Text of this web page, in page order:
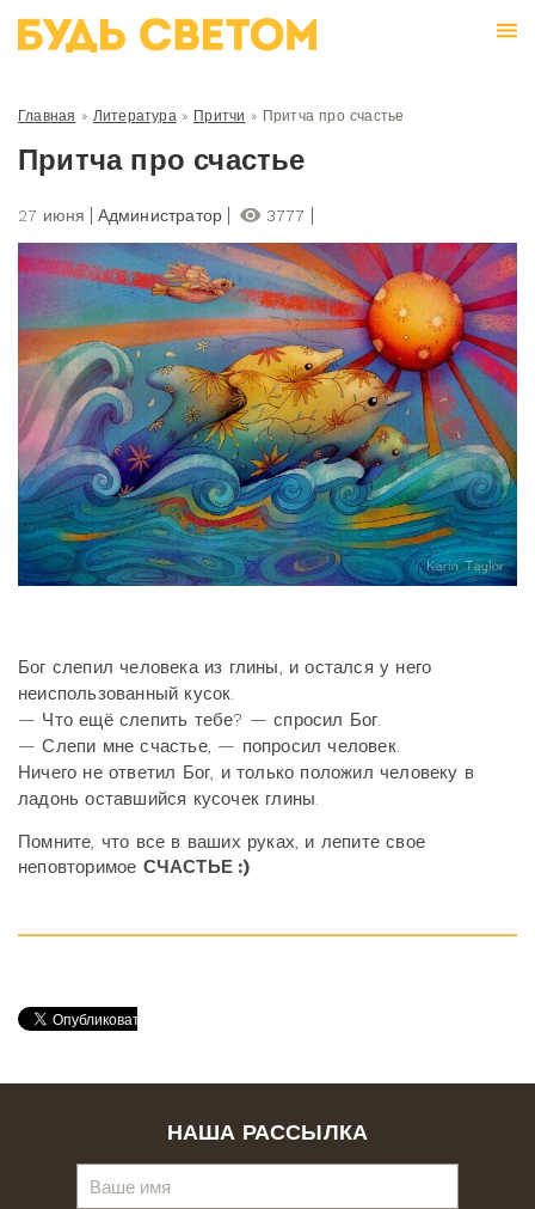
Главная » Литература» Притчи » Притча про счастье
Притча про счастье
27 июня Администратор 3777
Бог слепил человека из глины, и остался у него
неиспользованный кусок.
— Что ещё слепить тебе? — спросил Бог.
— Слепи мне счастье, — попросил человек.
Ничего не ответил Бог, и только положил человеку в
ладонь оставшийся кусочек глины.
Помните, что все в ваших руках, и лепите свое
неповторимое СЧАСТЬЕ :)
НАША РАССЫЛКА